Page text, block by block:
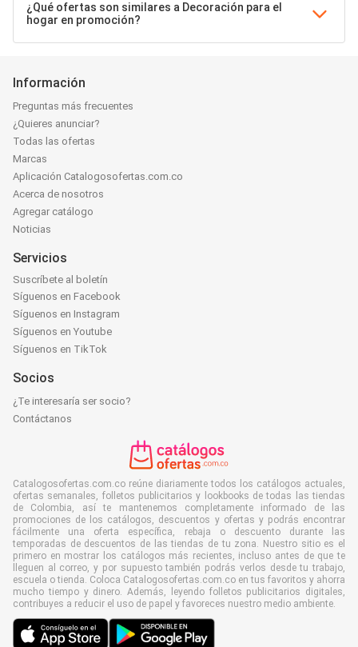
¿Qué ofertas son similares a Decoración para el
hogar en promoción?
Información
Preguntas más frecuentes
¿Quieres anunciar?
Todas las ofertas
Marcas
Aplicación Catalogosofertas.com.co
Acerca de nosotros
Agregar catálogo
Noticias
Servicios
Suscríbete al boletín
Síguenos en Facebook
Síguenos en Instagram
Síguenos en Youtube
Síguenos en TikTok
Socios
¿Te interesaría ser socio?
Contáctanos
Catalogosofertas.com.co reúne diariamente todos los catálogos actuales,
ofertas semanales, folletos publicitarios y lookbooks de todas las tiendas
de Colombia, así te mantenemos completamente informado de las
promociones de los catálogos, descuentos y ofertas y podrás encontrar
fácilmente una oferta específica, rebaja o descuento durante las
temporadas de descuentos de las tiendas de tu zona. Nuestro sitio es el
primero en mostrar los catálogos más recientes, incluso antes de que te
lleguen al correo, y por supuesto también podrás verlos desde tu trabajo,
escuela o tienda. Coloca Catalogosofertas.com.co en tus favoritos y ahorra
mucho tiempo y dinero. Además, leyendo folletos publicitarios digitales,
contribuyes a reducir el uso de papel y favoreces nuestro medio ambiente.